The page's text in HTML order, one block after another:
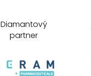
Diamantový
partner